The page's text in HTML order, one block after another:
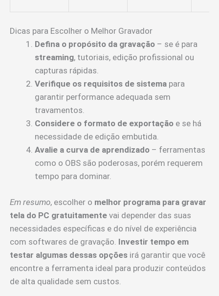
Dicas para Escolher o Melhor Gravador
Defina o propósito da gravação – se é para
streaming, tutoriais, edição profissional ou
capturas rápidas.
Verifique os requisitos de sistema para
garantir performance adequada sem
travamentos.
Considere o formato de exportação e se há
necessidade de edição embutida.
Avalie a curva de aprendizado – ferramentas
como o OBS são poderosas, porém requerem
tempo para dominar.
Em resumo, escolher o melhor programa para gravar
tela do PC gratuitamente vai depender das suas
necessidades específicas e do nível de experiência
com softwares de gravação. Investir tempo em
testar algumas dessas opções irá garantir que você
encontre a ferramenta ideal para produzir conteúdos
de alta qualidade sem custos.